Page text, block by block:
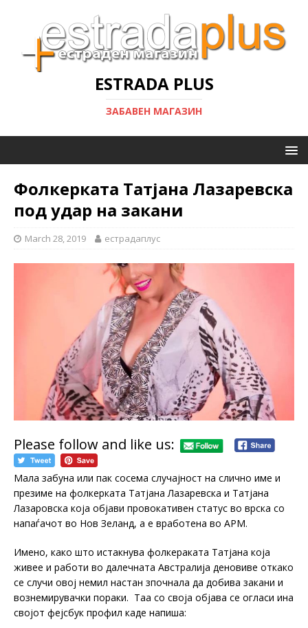
ESTRADA PLUS
ЗАБАВЕН МАГАЗИН
Фолкерката Татјана Лазаревска
под удар на закани
March 28, 2019 естрадаплус
Please follow and like us:
Мала забуна или пак сосема случајност на слично име и
презиме на фолкерката Татјана Лазаревска и Татјана
Лазаровска која објави провокативен статус во врска со
напаѓачот во Нов Зеланд, а е вработена во АРМ.
Имено, како што истакнува фолкераката Татјана која
живее и работи во далечната Австралија деновиве откако
се случи овој немил настан зпочнала да добива закани и
вознемирувачки пораки. Таа со своја објава се огласи ина
својот фејсбук профил каде напиша: